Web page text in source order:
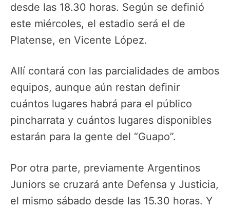
desde las 18.30 horas. Según se definió
este miércoles, el estadio será el de
Platense, en Vicente López.
Allí contará con las parcialidades de ambos
equipos, aunque aún restan definir
cuántos lugares habrá para el público
pincharrata y cuántos lugares disponibles
estarán para la gente del “Guapo”.
Por otra parte, previamente Argentinos
Juniors se cruzará ante Defensa y Justicia,
el mismo sábado desde las 15.30 horas. Y